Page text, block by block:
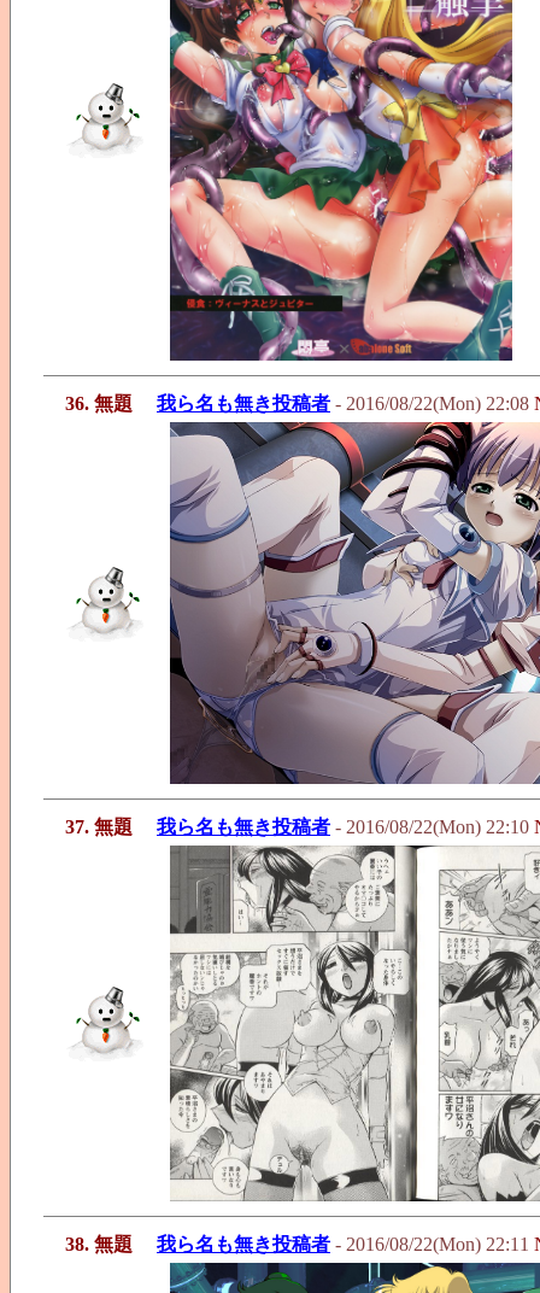
36. 無題 我ら名も無き投稿者 - 2016/08/22(Mon) 22:08
37. 無題 我ら名も無き投稿者 - 2016/08/22(Mon) 22:10
38. 無題 我ら名も無き投稿者 - 2016/08/22(Mon) 22:11